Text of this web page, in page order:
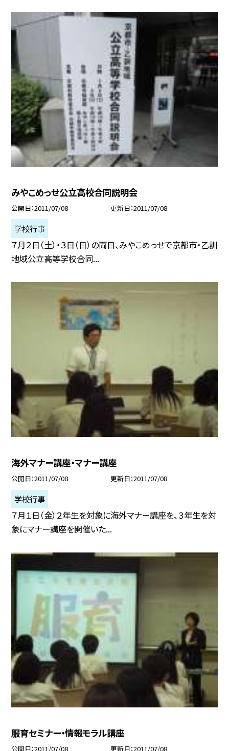
みやこめっせ公立高校合同説明会
公開日 2011/07/08 更新日 2011/07/08
学校行事
７月２日（土）・３日（日）の両日、みやこめっせで京都市・乙訓
地域公立高等学校合同...
海外マナー講座・マナー講座
公開日 2011/07/08 更新日 2011/07/08
学校行事
７月１日（金）２年生を対象に海外マナー講座を、３年生を対
象にマナー講座を開催いた...
服育セミナー・情報モラル講座
公開日 2011/07/08 更新日 2011/07/08